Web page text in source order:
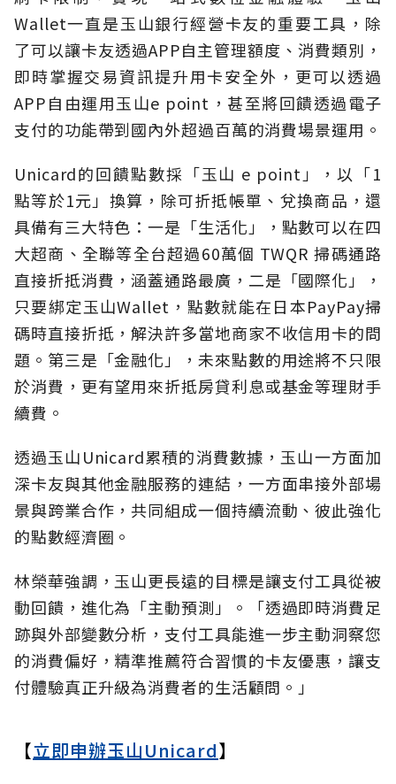
Wallet一直是玉山銀行經營卡友的重要工具，除
了可以讓卡友透過APP自主管理額度、消費類別，
即時掌握交易資訊提升用卡安全外，更可以透過
APP自由運用玉山e point，甚至將回饋透過電子
支付的功能帶到國內外超過百萬的消費場景運用。
Unicard的回饋點數採「玉山 e point」，以「1
點等於1元」換算，除可折抵帳單、兌換商品，還
具備有三大特色：一是「生活化」，點數可以在四
大超商、全聯等全台超過60萬個 TWQR 掃碼通路
直接折抵消費，涵蓋通路最廣，二是「國際化」，
只要綁定玉山Wallet，點數就能在日本PayPay掃
碼時直接折抵，解決許多當地商家不收信用卡的問
題。第三是「金融化」，未來點數的用途將不只限
於消費，更有望用來折抵房貸利息或基金等理財手
續費。
透過玉山Unicard累積的消費數據，玉山一方面加
深卡友與其他金融服務的連結，一方面串接外部場
景與跨業合作，共同組成一個持續流動、彼此強化
的點數經濟圈。
林榮華強調，玉山更長遠的目標是讓支付工具從被
動回饋，進化為「主動預測」。「透過即時消費足
跡與外部變數分析，支付工具能進一步主動洞察您
的消費偏好，精準推薦符合習慣的卡友優惠，讓支
付體驗真正升級為消費者的生活顧問。」
【立即申辦玉山Unicard】